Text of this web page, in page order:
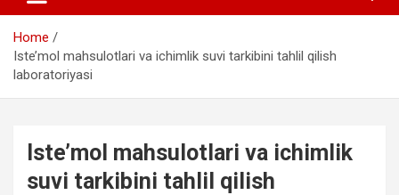
Home
Iste’mol mahsulotlari va ichimlik suvi tarkibini tahlil qilish
laboratoriyasi
Iste’mol mahsulotlari va ichimlik
suvi tarkibini tahlil qilish